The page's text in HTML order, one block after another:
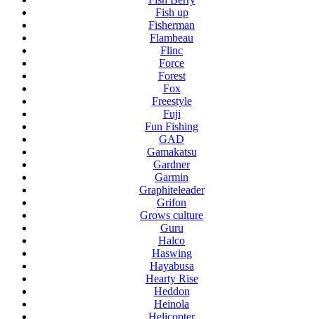
Fish up
Fisherman
Flambeau
Flinc
Force
Forest
Fox
Freestyle
Fuji
Fun Fishing
GAD
Gamakatsu
Gardner
Garmin
Graphiteleader
Grifon
Grows culture
Guru
Halco
Haswing
Hayabusa
Hearty Rise
Heddon
Heinola
Helicopter